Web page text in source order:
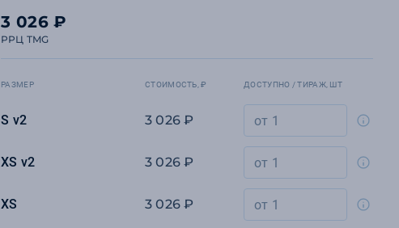
3 026 ₽
РРЦ TMG
РАЗМЕР СТОИМОСТЬ, ₽ ДОСТУПНО / ТИРАЖ, ШТ
S v2 3 026 ₽
XS v2 3 026 ₽
XS 3 026 ₽